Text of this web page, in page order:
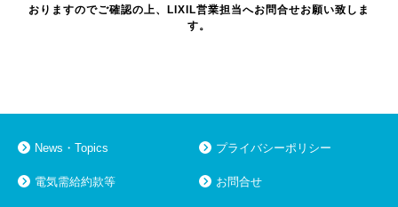
おりますのでご確認の上、LIXIL営業担当へお問合せお願い致しま
す。
News・Topics プライバシーポリシー
電気需給約款等 お問合せ